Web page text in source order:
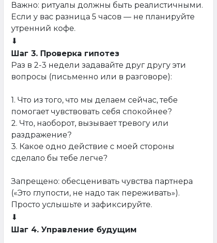
Важно: ритуалы должны быть реалистичными.
Если у вас разница 5 часов — не планируйте
утренний кофе.
⬇
Шаг 3. Проверка гипотез
Раз в 2-3 недели задавайте друг другу эти
вопросы (письменно или в разговоре):
1. Что из того, что мы делаем сейчас, тебе
помогает чувствовать себя спокойнее?
2. Что, наоборот, вызывает тревогу или
раздражение?
3. Какое одно действие с моей стороны
сделало бы тебе легче?
Запрещено: обесценивать чувства партнера
(«Это глупости, не надо так переживать»).
Просто услышьте и зафиксируйте.
⬇
Шаг 4. Управление будущим